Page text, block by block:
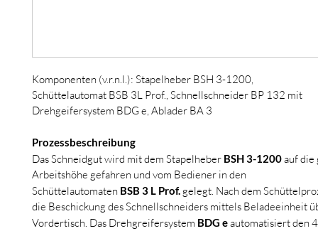
Komponenten (v.r.n.l.): Stapelheber BSH 3-1200,
Schüttelautomat BSB 3L Prof., Schnellschneider BP 132 mit
Drehgeifersystem BDG e, Ablader BA 3
Prozessbeschreibung
Das Schneidgut wird mit dem Stapelheber BSH 3-1200 auf die
Arbeitshöhe gefahren und vom Bediener in den
Schüttelautomaten BSB 3 L Prof. gelegt. Nach dem
die Beschickung des Schnellschneiders mittels Beladeeinheit
Vordertisch. Das Drehgreifersystem BDG e automatisiert den